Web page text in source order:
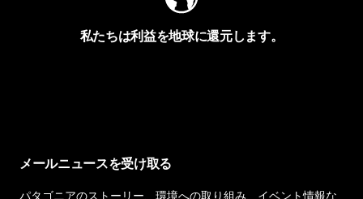
私たちは利益を地球に還元します。
メールニュースを受け取る
パタゴニアのストーリー、環境への取り組み、イベント情報な